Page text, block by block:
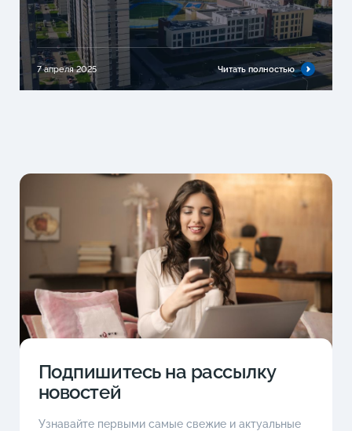
7 апреля 2025 Читать полностью
Подпишитесь на рассылку
новостей
Узнавайте первыми самые свежие и актуальные